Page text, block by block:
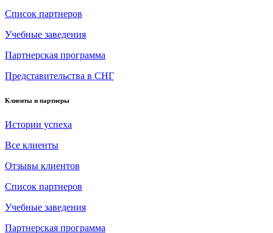
Список партнеров
Учебные заведения
Партнерская программа
Представительства в СНГ
Клиенты и партнеры
Истории успеха
Все клиенты
Отзывы клиентов
Список партнеров
Учебные заведения
Партнерская программа